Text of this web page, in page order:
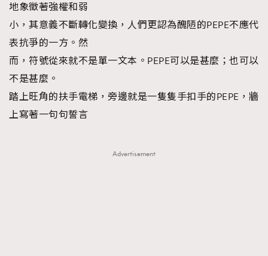
地象徵著強權和弱
小，其意義不斷轉化變換，人們更認為醜陋的PEPE不應代
表抗爭的一方。然
而，符號從來就不是單一文本。PEPE可以是甚麼；也可以
不是甚麼。
踏上旺角的扶手電梯，旁邊就是一隻隻手扣手的PEPE，牆
上寫著一句句誓言
Advertisement